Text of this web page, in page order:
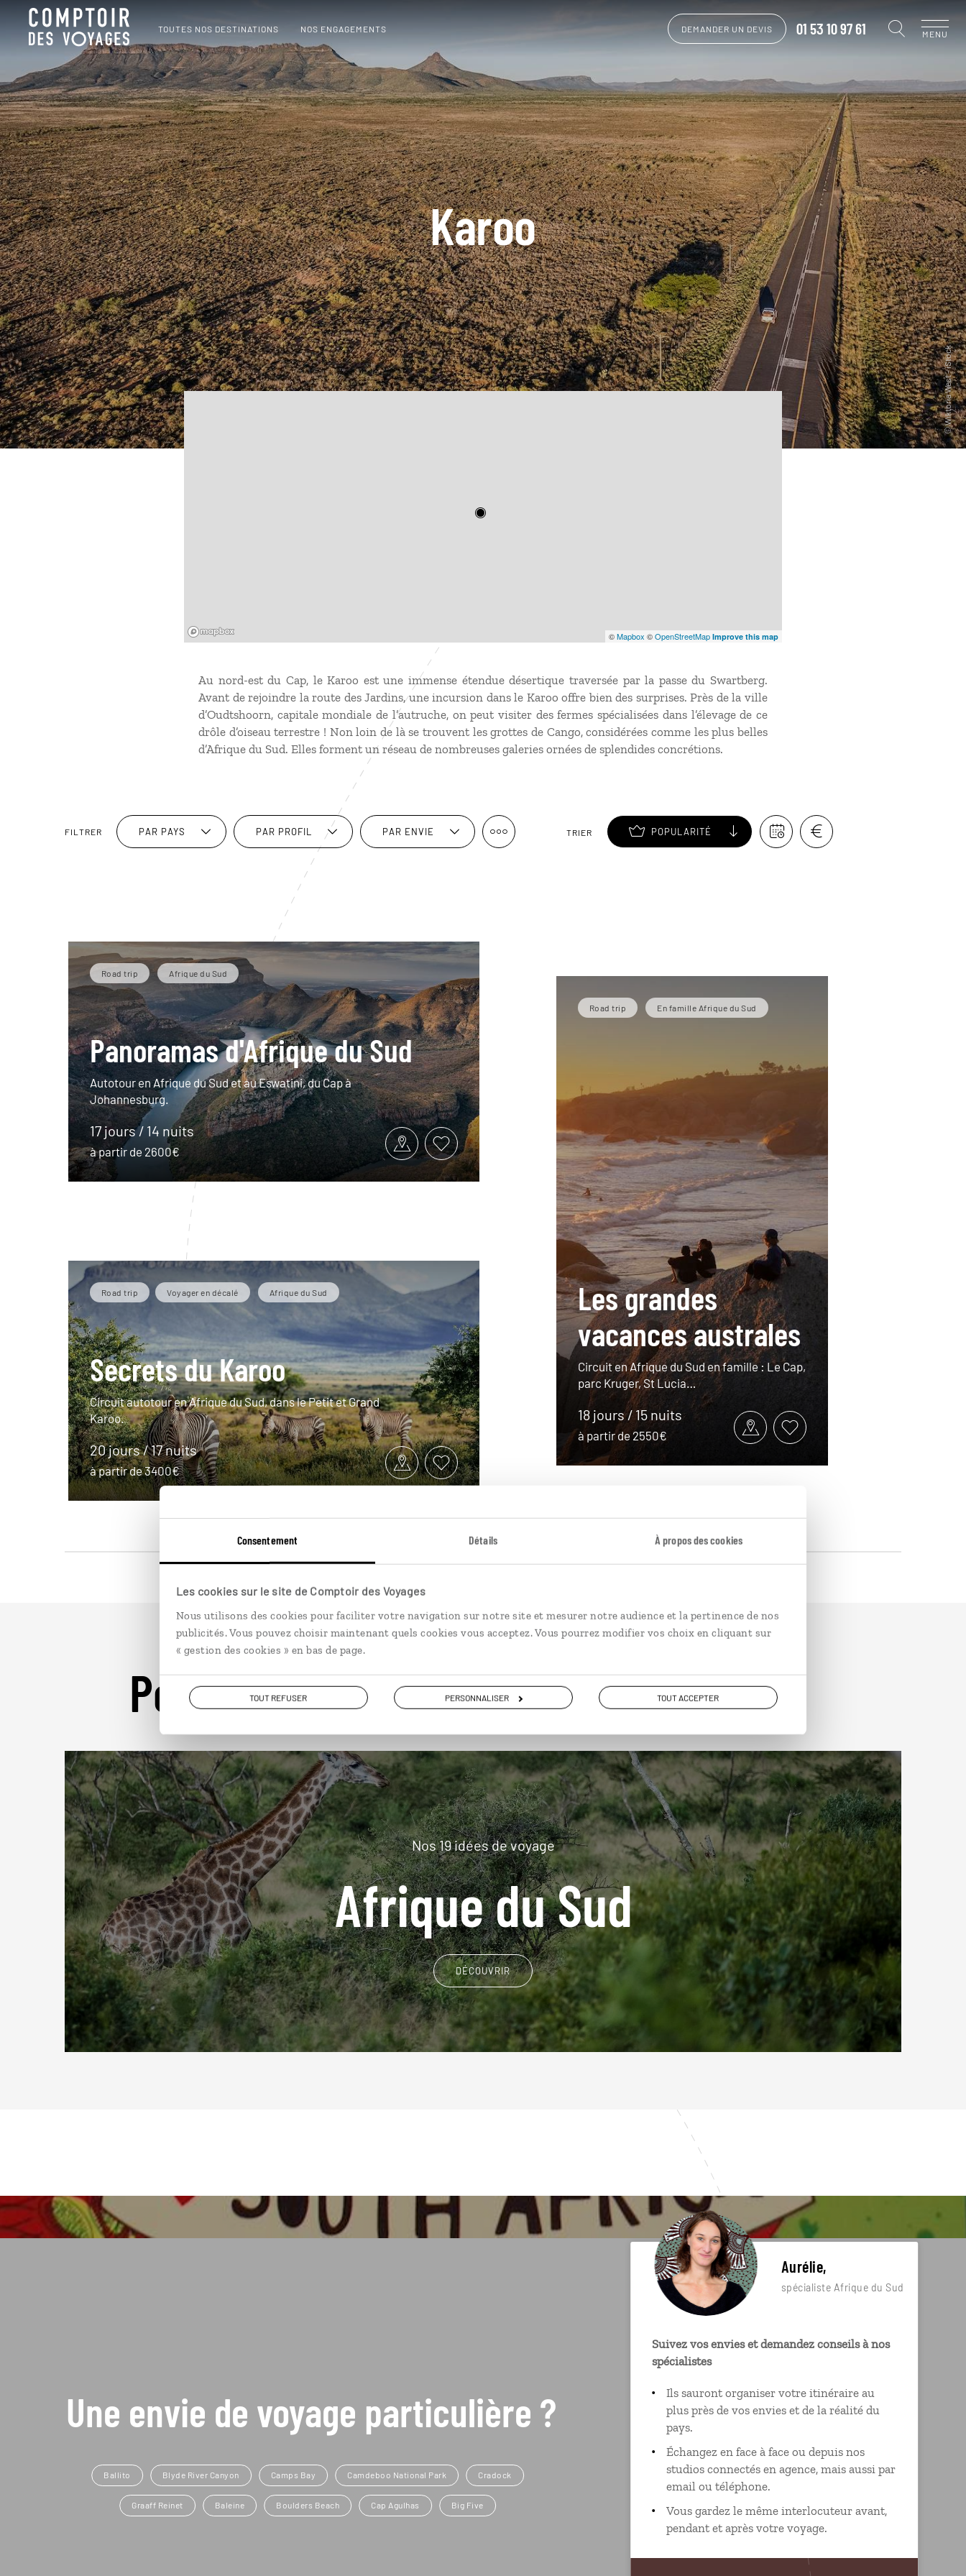
Consentement Détails À propos des cookies
Les cookies sur le site de Comptoir des Voyages
Nous utilisons des cookies pour faciliter votre navigation sur notre site et mesurer notre audience et la pertinence de nos
publicités. Vous pouvez choisir maintenant quels cookies vous acceptez. Vous pourrez modifier vos choix en cliquant sur
« gestion des cookies » en bas de page.
TOUT REFUSER PERSONNALISER TOUT ACCEPTER
TOUTES NOS DESTINATIONS NOS ENGAGEMENTS DEMANDER UN DEVIS 01 53 10 97 61 MENU
Karoo
©Mapbox ©OpenStreetMap Improve this map
Au nord-est du Cap, le Karoo est une immense étendue désertique traversée par la passe du Swartberg.
Avant de rejoindre la route des Jardins, une incursion dans le Karoo offre bien des surprises. Près de la ville
d’Oudtshoorn, capitale mondiale de l’autruche, on peut visiter des fermes spécialisées dans l’élevage de ce
drôle d’oiseau terrestre ! Non loin de là se trouvent les grottes de Cango, considérées comme les plus belles
d’Afrique du Sud. Elles forment un réseau de nombreuses galeries ornées de splendides concrétions.
FILTRER PAR PAYS PAR PROFIL PAR ENVIE TRIER POPULARITÉ
Road trip Afrique du Sud
Panoramas d'Afrique du Sud
Autotour en Afrique du Sud et au Eswatini, du Cap à
Johannesburg.
17 jours / 14 nuits
à partir de 2600€
Road trip Voyager en décalé Afrique du Sud
Secrets du Karoo
Circuit autotour en Afrique du Sud, dans le Petit et Grand
Karoo.
20 jours / 17 nuits
à partir de 3400€
Road trip En famille Afrique du Sud
Les grandes
vacances australes
Circuit en Afrique du Sud en famille : Le Cap,
parc Kruger, St Lucia…
18 jours / 15 nuits
à partir de 2550€
Pour aller plus loin
Nos 19 idées de voyage
Afrique du Sud
DÉCOUVRIR
Une envie de voyage particulière ?
Ballito Blyde River Canyon Camps Bay Camdeboo National Park Cradock
Graaff Reinet Baleine Boulders Beach Cap Agulhas Big Five
Aurélie,
spécialiste Afrique du Sud
Suivez vos envies et demandez conseils à nos
spécialistes
Ils sauront organiser votre itinéraire au
plus près de vos envies et de la réalité du
pays.
Échangez en face à face ou depuis nos
studios connectés en agence, mais aussi par
email ou téléphone.
Vous gardez le même interlocuteur avant,
pendant et après votre voyage.